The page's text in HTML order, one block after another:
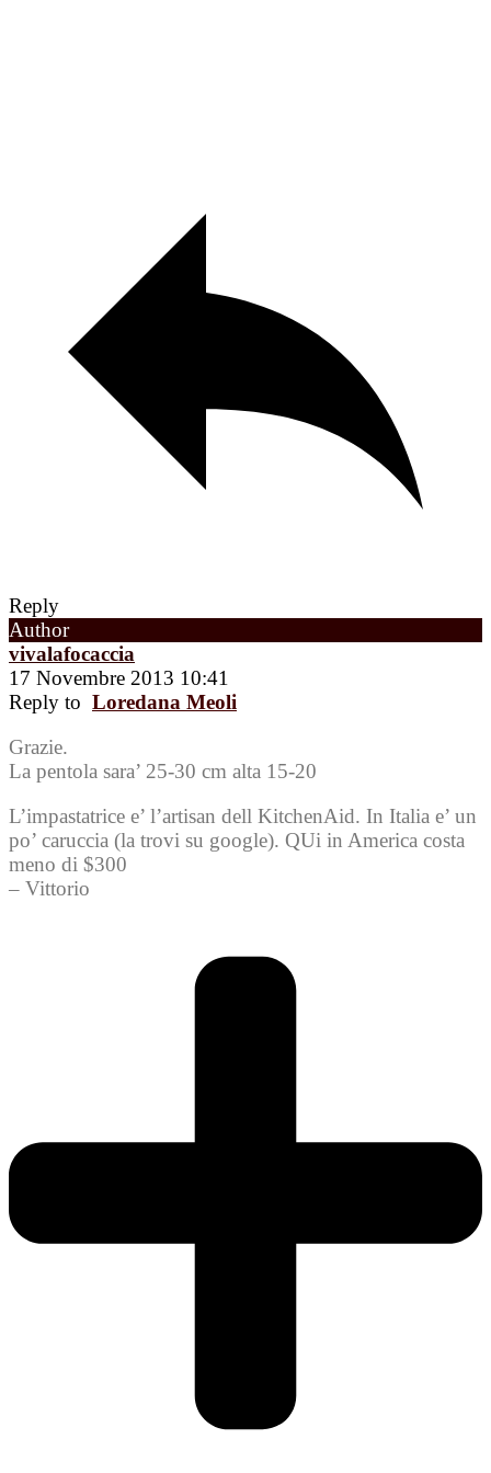
Reply
Author
vivalafocaccia
17 Novembre 2013 10:41
Reply to Loredana Meoli
Grazie.
La pentola sara’ 25-30 cm alta 15-20
L’impastatrice e’ l’artisan dell KitchenAid. In Italia e’ un
po’ caruccia (la trovi su google). QUi in America costa
meno di $300
– Vittorio